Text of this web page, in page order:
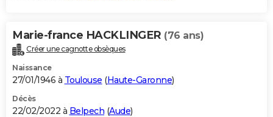
Marie-france HACKLINGER (76 ans)
Créer une cagnotte obsèques
Naissance
27/01/1946 à Toulouse (Haute-Garonne)
Décès
22/02/2022 à Belpech (Aude)